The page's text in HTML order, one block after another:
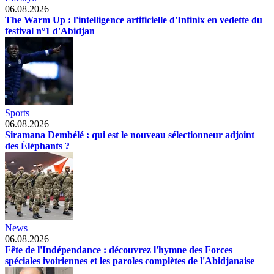
06.08.2026
The Warm Up : l'intelligence artificielle d'Infinix en vedette du
festival n°1 d'Abidjan
Sports
06.08.2026
Siramana Dembélé : qui est le nouveau sélectionneur adjoint
des Éléphants ?
News
06.08.2026
Fête de l'Indépendance : découvrez l'hymne des Forces
spéciales ivoiriennes et les paroles complètes de l'Abidjanaise